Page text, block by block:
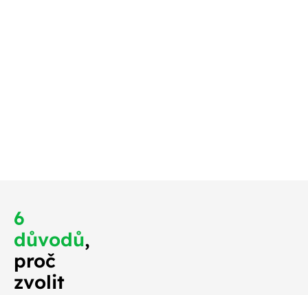
6
důvodů,
proč
zvolit